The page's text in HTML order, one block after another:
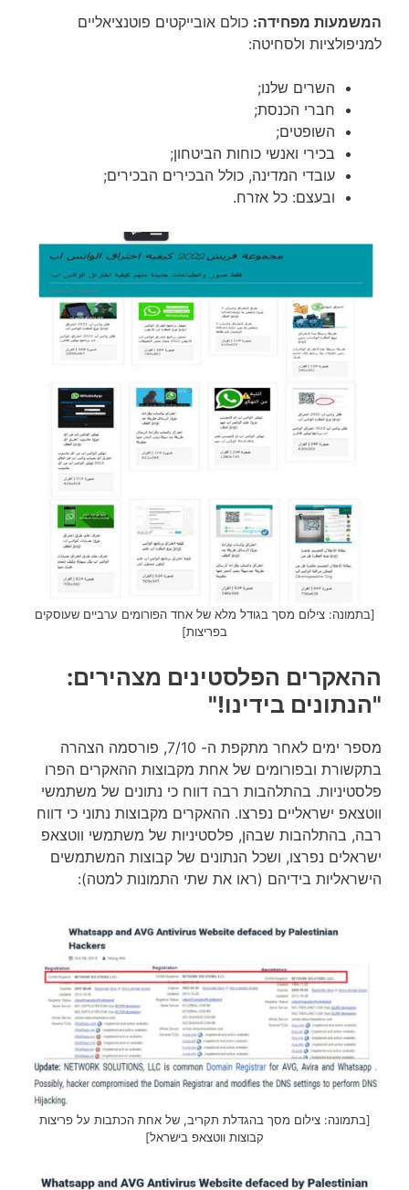
המשמעות מפחידה: כולם אובייקטים פוטנציאליים
למניפולציות ולסחיטה:
השרים שלנו;
חברי הכנסת;
השופטים;
בכירי ואנשי כוחות הביטחון;
עובדי המדינה, כולל הבכירים הבכירים;
ובעצם: כל אזרח.
[בתמונה: צילום מסך בגודל מלא של אחד הפורומים ערביים שעוסקים
בפריצות]
ההאקרים הפלסטינים מצהירים:
"הנתונים בידינו!"
מספר ימים לאחר מתקפת ה- 7/10, פורסמה הצהרה
בתקשורת ובפורומים של אחת מקבוצות ההאקרים הפרו
פלסטיניות. בהתלהבות רבה דווח כי נתונים של משתמשי
ווטצאפ ישראליים נפרצו. ההאקרים מקבוצות נתוני כי דווח
רבה, בהתלהבות שבהן, פלסטיניות של משתמשי ווטצאפ
ישראלים נפרצו, ושכל הנתונים של קבוצות המשתמשים
הישראליות בידיהם (ראו את שתי התמונות למטה):
[בתמונה: צילום מסך בהגדלת תקריב, של אחת הכתבות על פריצות
קבוצות ווטצאפ בישראל]